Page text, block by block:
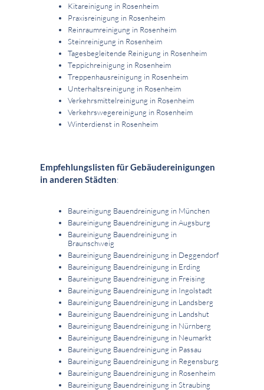
Kitareinigung in Rosenheim
Praxisreinigung in Rosenheim
Reinraumreinigung in Rosenheim
Steinreinigung in Rosenheim
Tagesbegleitende Reinigung in Rosenheim
Teppichreinigung in Rosenheim
Treppenhausreinigung in Rosenheim
Unterhaltsreinigung in Rosenheim
Verkehrsmittelreinigung in Rosenheim
Verkehrswegereinigung in Rosenheim
Winterdienst in Rosenheim
Empfehlungslisten für Gebäudereinigungen
in anderen Städten:
Baureinigung Bauendreinigung in München
Baureinigung Bauendreinigung in Augsburg
Baureinigung Bauendreinigung in
Braunschweig
Baureinigung Bauendreinigung in Deggendorf
Baureinigung Bauendreinigung in Erding
Baureinigung Bauendreinigung in Freising
Baureinigung Bauendreinigung in Ingolstadt
Baureinigung Bauendreinigung in Landsberg
Baureinigung Bauendreinigung in Landshut
Baureinigung Bauendreinigung in Nürnberg
Baureinigung Bauendreinigung in Neumarkt
Baureinigung Bauendreinigung in Passau
Baureinigung Bauendreinigung in Regensburg
Baureinigung Bauendreinigung in Rosenheim
Baureinigung Bauendreinigung in Straubing